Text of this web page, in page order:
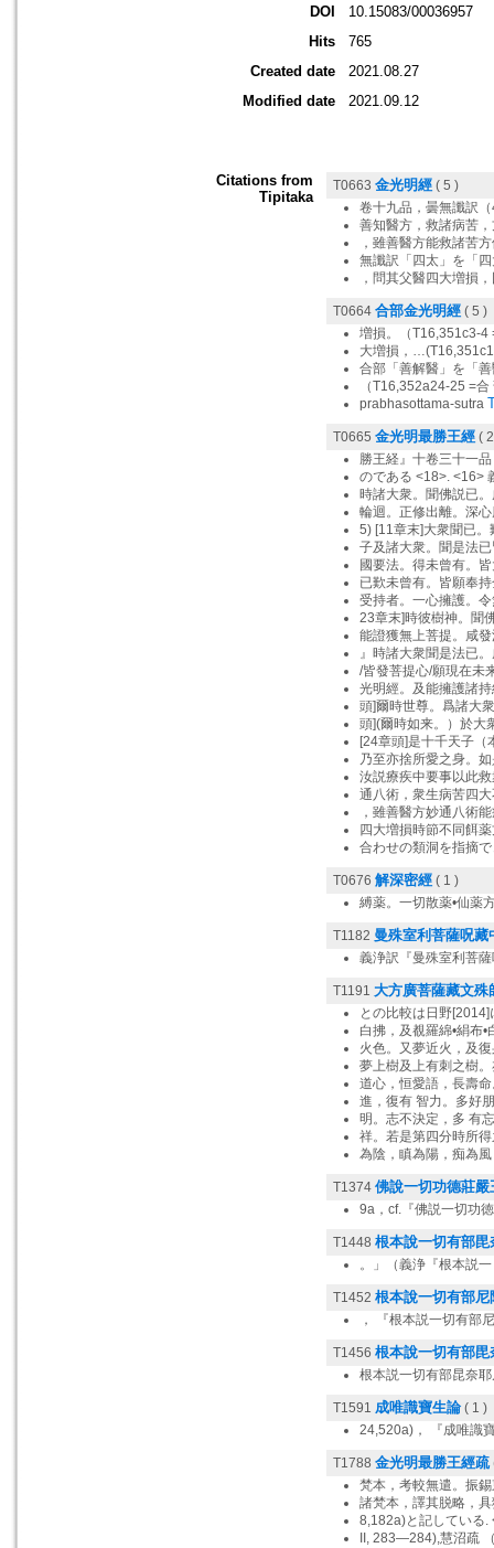
DOI
10.15083/00036957
Hits
765
Created date
2021.08.27
Modified date
2021.09.12
Citations from
Tipitaka
T0663 金光明經 ( 5 )
卷十九品，曇無讖訳
善知醫方，救諸病苦
，雖善醫方能救諸苦
無讖訳「四太」を「
，問其父醫四大増損
T0664 合部金光明經 ( 5 )
増損。（T16,351c3-4
大増損，
合部「善解醫」を「
（T16,352a24-25 =
prabhasottama-sutra
T0665 金光明最勝王經 (
勝王経』十卷三十一
のである <18>. <16>
時諸大衆。聞佛説已
輪迴。正修出離。深
5) [11章末]大衆聞已。
子及諸大衆。聞是法
國要法。得未曾有。
已歎未曾有。皆願奉
受持者。一心擁護。
23章末]時彼樹神。聞
能證獲無上菩提。咸
』時諸大衆聞是法已
/皆發菩提心/願現在未
光明經。及能擁護諸
頭]爾時世尊。爲諸大
頭](爾時如来。）於大
[24章頭]是十千天子
乃至亦捨所愛之身。
汝説療疾中要事以此
通八術，衆生病苦四
，雖善醫方妙通八術
四大増損時節不同餌
合わせの類洞を指摘
T0676 解深密經 ( 1 )
縛薬。一切散薬•仙薬
T1182 曼殊室利菩薩呪藏
義浄訳『曼殊室利菩
T1191 大方廣菩薩藏文殊
との比較は日野[2014]
白拂，及覩羅綿•絹布
火色。又夢近火，及
夢上樹及上有刺之樹
道心，恒愛語，長壽
進，復有 智力。多好
明。志不決定，多 有
祥。若是第四分時所
為陰，瞋為陽，痴為
T1374 佛說一切功德莊嚴
9a，cf.『佛説一切功
T1448 根本說一切有部毘
。」（義浄『根本説
T1452 根本說一切有部尼
， 『根本説一切有部
T1456 根本說一切有部
根本説一切有部昆奈
T1591 成唯識寶生論 ( 1 )
24,520a)， 『成唯識
T1788 金光明最勝王經疏
梵本，考較無遣。振
諸梵本，譯其脱略，
8,182a)と記している.
II, 283—284),慧沼疏